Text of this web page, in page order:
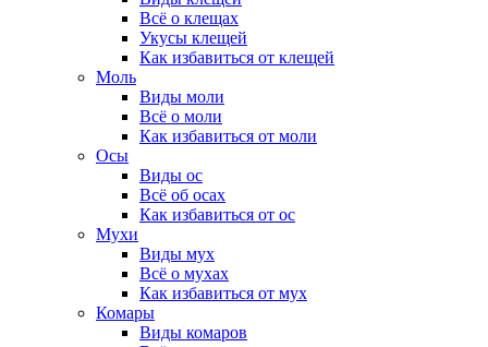
Всё о клещах
Укусы клещей
Как избавиться от клещей
Моль
Виды моли
Всё о моли
Как избавиться от моли
Осы
Виды ос
Всё об осах
Как избавиться от ос
Мухи
Виды мух
Всё о мухах
Как избавиться от мух
Комары
Виды комаров